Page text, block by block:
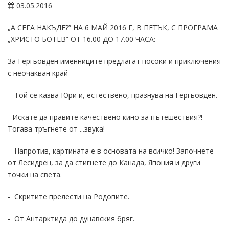
03.05.2016
„А СЕГА НАКЪДЕ?” НА 6 МАЙ 2016 Г, В ПЕТЪК, С ПРОГРАМА
„ХРИСТО БОТЕВ” ОТ 16.00 ДО 17.00 ЧАСА:
За Гергьовден именниците предлагат посоки и приключения
с неочакван край
- Той се казва Юри и, естествено, празнува на Гергьовден.
- Искате да правите качествено кино за пътешествия?!-
Тогава тръгнете от ...звука!
- Напротив, картината е в основата на всичко! Започнете
от Лесидрен, за да стигнете до Канада, Япония и други
точки на света.
- Скритите прелести на Родопите.
- От Антарктида до дунавския бряг.